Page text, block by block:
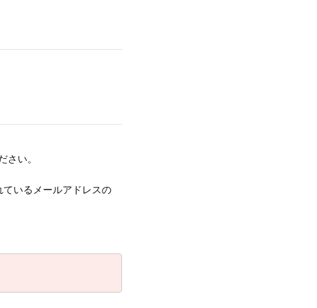
い。
いるメールアドレスの